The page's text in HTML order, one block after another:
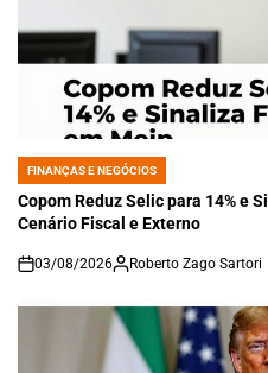
POSTED
IN
FINANÇAS E NEGÓCIOS
Copom Reduz Selic para 14% e
Cenário Fiscal e Externo
on
03/08/2026 Roberto Zago Sartori